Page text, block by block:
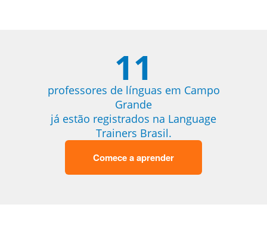
11
professores de línguas em Campo
Grande
já estão registrados na Language
Trainers Brasil.
Comece a aprender